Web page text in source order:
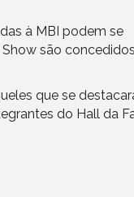
à MBI podem se
são
que se
do Hall da